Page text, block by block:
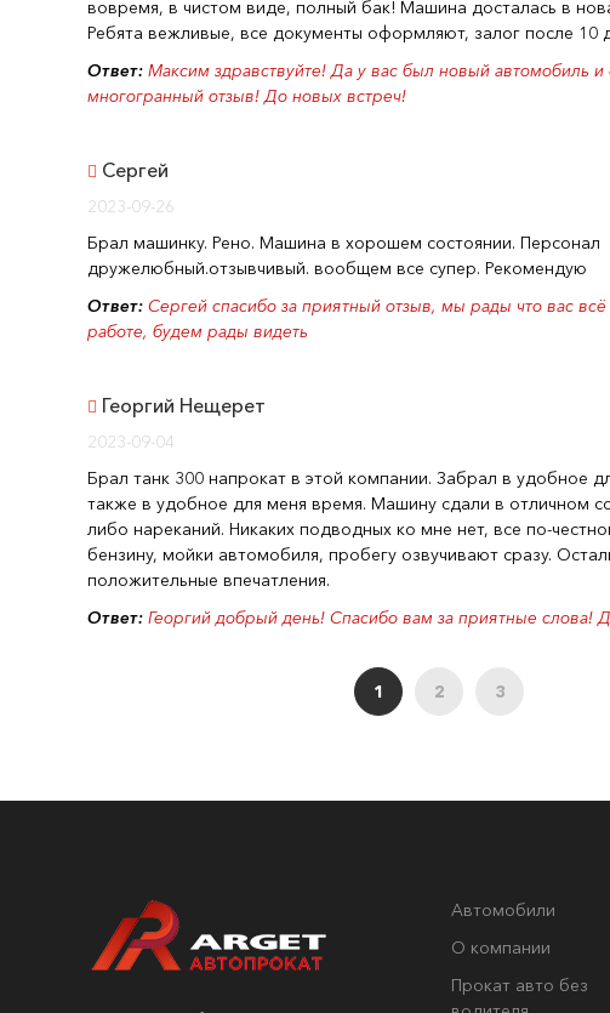
вовремя, в чистом виде, полный бак! Машина досталась в
Ребята вежливые, все документы оформляют, залог после 10
Ответ: Максим здравствуйте! Да у вас был новый автомобиль и
многогранный отзыв! До новых встреч!
Сергей
2023-09-26
Брал машинку. Рено. Машина в хорошем состоянии. Персонал
дружелюбный.отзывчивый. вообщем все супер. Рекомендую
Ответ: Сергей спасибо за приятный отзыв, мы рады что вас
работе, будем рады видеть
Георгий Нещерет
2023-09-04
Брал танк 300 напрокат в этой компании. Забрал в удобное
также в удобное для меня время. Машину сдали в отличном
либо нареканий. Никаких подводных ко мне нет, все по-
бензину, мойки автомобиля, пробегу озвучивают сразу.
положительные впечатления.
Ответ: Георгий добрый день! Спасибо вам за приятные слова!
1 2 3
Автомобили
О компании
Прокат авто без